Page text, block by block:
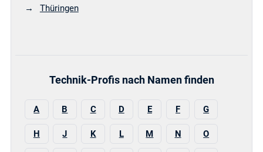
Thüringen
Technik-Profis nach Namen finden
A B C D E F G
H J K L M N O